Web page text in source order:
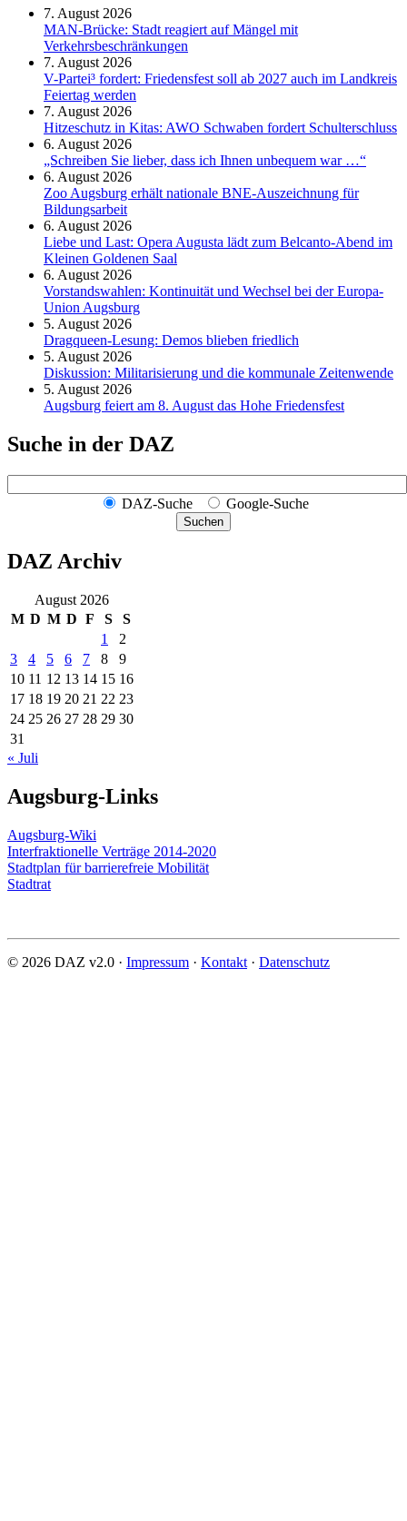
7. August 2026
MAN-Brücke: Stadt reagiert auf Mängel mit
Verkehrsbeschränkungen
7. August 2026
V-Partei­³ fordert: Friedens­fest soll ab 2027 auch im Land­kreis
Feier­tag werden
7. August 2026
Hitzeschutz in Kitas: AWO Schwaben fordert Schulterschluss
6. August 2026
„Schreiben Sie lieber, dass ich Ihnen unbequem war …“
6. August 2026
Zoo Augsburg erhält nationale BNE-Auszeichnung für
Bildungsarbeit
6. August 2026
Liebe und Last: Opera Augusta lädt zum Belcanto-Abend im
Kleinen Goldenen Saal
6. August 2026
Vorstandswahlen: Kontinuität und Wechsel bei der Europa-
Union Augsburg
5. August 2026
Dragqueen-Lesung: Demos blieben friedlich
5. August 2026
Diskussion: Mi­li­ta­ri­sie­rung und die kommunale Zeitenwende
5. August 2026
Augsburg feiert am 8. August das Hohe Friedensfest
Suche in der DAZ
DAZ-Suche Google-Suche
Suchen
DAZ Archiv
August 2026
M D M D F S
S
1
2
3
4 5 6 7 8
9
10 11 12 13 14 15 16
17 18 19 20 21 22 23
24 25 26 27 28 29 30
31
« Juli
Augsburg-Links
Augsburg-Wiki
Interfraktionelle Verträge 2014-2020
Stadtplan für barrierefreie Mobilität
Stadtrat
© 2026 DAZ v2.0 · Impressum · Kontakt · Datenschutz